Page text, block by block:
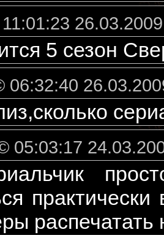
26.03.2009
5 сезон
06:32:40
05:03:17
распечатать